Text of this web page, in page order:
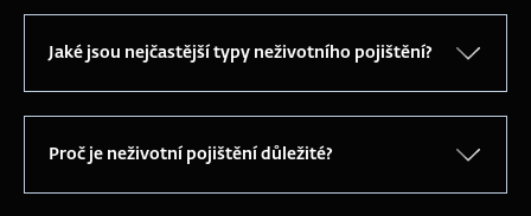
Jaké jsou nejčastější typy neživotního pojištění?
Proč je neživotní pojištění důležité?